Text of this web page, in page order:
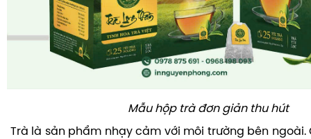
Mẫu hộp trà đơn giản thu hút
Trà là sản phẩm nhạy cảm với môi trường bên ngoài.